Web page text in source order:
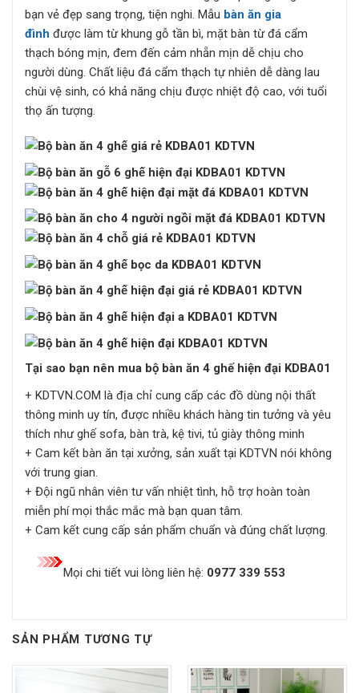
bạn vẻ đẹp sang trọng, tiện nghi. Mẫu bàn ăn gia
đình được làm từ khung gỗ tần bì, mặt bàn từ đá cẩm
thạch bóng mịn, đem đến cảm nhẵn mịn dễ chịu cho
người dùng. Chất liệu đá cẩm thạch tự nhiên dễ dàng lau
chùi vệ sinh, có khả năng chịu được nhiệt độ cao, với tuổi
thọ ấn tượng.
Tại sao bạn nên mua bộ bàn ăn 4 ghế hiện đại KDBA01
+ KDTVN.COM là địa chỉ cung cấp các đồ dùng nội thất
thông minh uy tín, được nhiều khách hàng tin tưởng và yêu
thích như ghế sofa, bàn trà, kệ tivi, tủ giày thông minh
+ Cam kết bàn ăn tại xưởng, sản xuất tại KDTVN nói không
với trung gian.
+ Đội ngũ nhân viên tư vấn nhiệt tình, hỗ trợ hoàn toàn
miễn phí mọi thắc mắc mà bạn quan tâm.
+ Cam kết cung cấp sản phẩm chuẩn và đúng chất lượng.
Mọi chi tiết vui lòng liên hệ: 0977 339 553
SẢN PHẨM TƯƠNG TỰ